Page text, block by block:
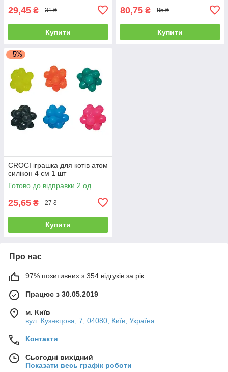
29,45 ₴ 31 ₴
Купити
80,75 ₴ 85 ₴
Купити
–5%
CROCI іграшка для котів атом
силікон 4 см 1 шт
Готово до відправки 2 од.
25,65 ₴ 27 ₴
Купити
Про нас
97% позитивних з 354 відгуків за рік
Працює з 30.05.2019
м. Київ
вул. Кузнєцова, 7, 04080, Київ, Україна
Контакти
Сьогодні вихідний
Показати весь графік роботи